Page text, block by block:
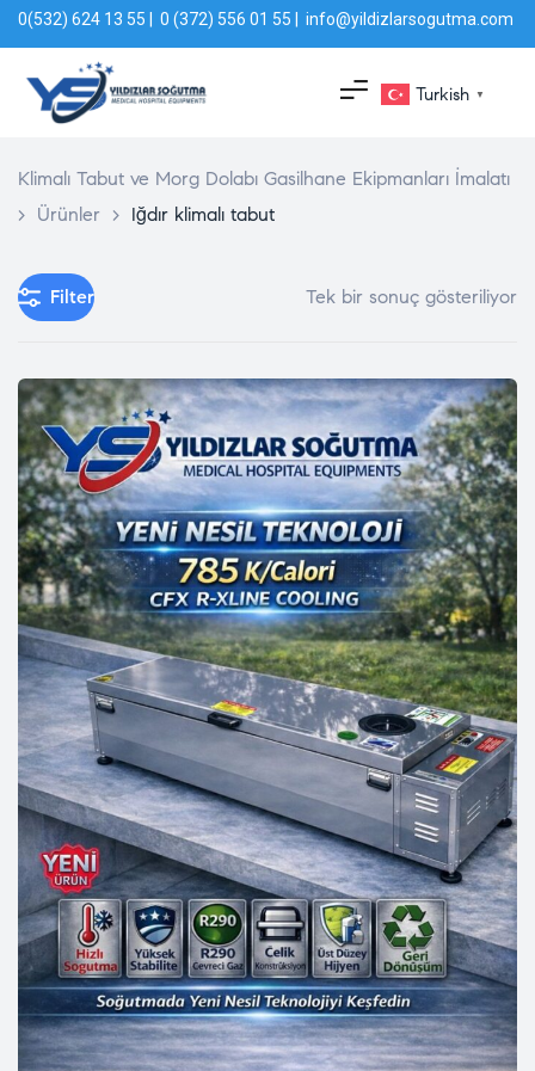
0(532) 624 13 55 | 0 (372) 556 01 55 | info@yildizlarsogutma.com
Turkish ▼
Klimalı Tabut ve Morg Dolabı Gasilhane Ekipmanları İmalatı
> Ürünler > Iğdır klimalı tabut
Filter Tek bir sonuç gösteriliyor